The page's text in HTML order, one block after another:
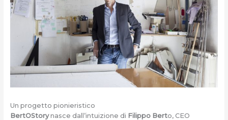
Un progetto pionieristico
BertOStorynasce dall’intuizione di Filippo Berto, CEO